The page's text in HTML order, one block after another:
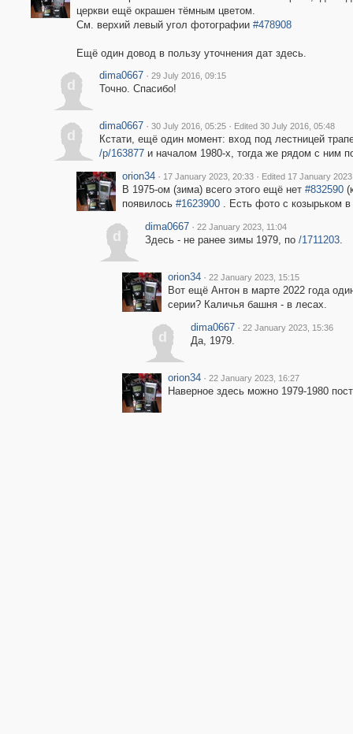
церкви ещё окрашен тёмным цветом.
См. верхий левый угол фотографии #478908
Ещё один довод в пользу уточнения дат здесь.
d
dima0667 · 29 July 2016, 09:15
Точно. Спасибо!
d
dima0667 · 30 July 2016, 05:25 · Edited 30 July 2016, 05:48
Кстати, ещё один момент: вход под лестницей
/p/163877и началом 1980-х, тогда же рядом с ним
orion34 · 17 January 2023, 20:33 · Edited 17 January
В 1975-ом (зима) всего этого ещё нет #832590
появилось #1623900. Есть фото с козырьком
d
dima0667 · 22 January 2023, 11:04
Здесь - не ранее зимы 1979, по /1711203.
orion34 · 22 January 2023, 15:15
Вот ещё Антон в марте 2022 года
серии? Каличья башня - в лесах.
d
dima0667 · 22 January 2023, 15:36
Да, 1979.
orion34 · 22 January 2023, 16:27
Наверное здесь можно 1979-1980